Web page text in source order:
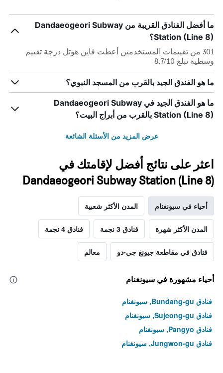
ما أفضل الفنادق القريبة من Dandaeogeori Subway
Station (Line 8)؟
301 من تقييمات المستخدمين أعطت فاين هوتل درجة تقييم
وسطية تبلغ 8.7/10
ما هو الفندق الجيد بالقرب من المسجد النبوي؟
ما هو الفندق الجيد في Dandaeogeori Subway
Station (Line 8) بالقرب من أبراج البيت؟
عرض المزيد من الأسئلة الشائعة
اعثر على نتائج أفضل لإقامتك في
Dandaeogeori Subway Station (Line 8)
أحياء في سيونغنام المدن الأكثر شعبية
المدن الأكثر شهرة فنادق 3 نجمة فنادق 4 نجمة
فنادق في مقاطعة جيونغ جي-دو معالم
أحياء مشهورة في سيونغنام
فنادق Bundang-gu, سيونغنام
فنادق Sujeong-gu, سيونغنام
فنادق Pangyo, سيونغنام
فنادق Jungwon-gu, سيونغنام